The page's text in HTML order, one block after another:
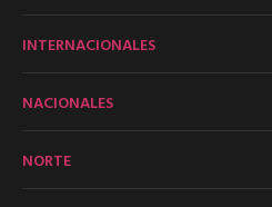
INTERNACIONALES
NACIONALES
NORTE